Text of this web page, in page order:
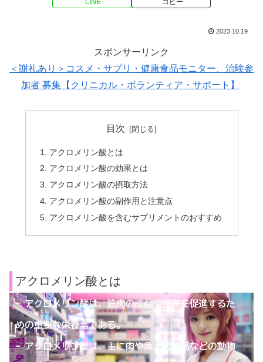
2023.10.19
スポンサーリンク
＜謝礼あり＞コスメ・サプリ・健康食品モニター、治験参
加者 募集【クリニカル・ボランティア・サポート】
目次
アクロメリン酸とは
アクロメリン酸の効果とは
アクロメリン酸の摂取方法
アクロメリン酸の副作用と注意点
アクロメリン酸を含むサプリメントのおすすめ
アクロメリン酸とは